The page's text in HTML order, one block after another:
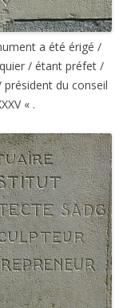
a été érigé /
/ étant préfet /
du conseil
« .